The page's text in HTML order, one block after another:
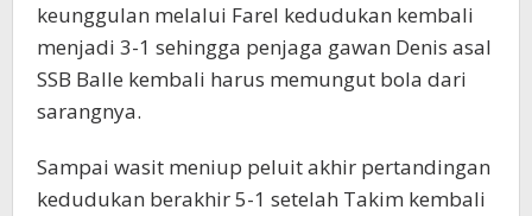
keunggulan melalui Farel kedudukan kembali
menjadi 3-1 sehingga penjaga gawan Denis asal
SSB Balle kembali harus memungut bola dari
sarangnya.
Sampai wasit meniup peluit akhir pertandingan
kedudukan berakhir 5-1 setelah Takim kembali